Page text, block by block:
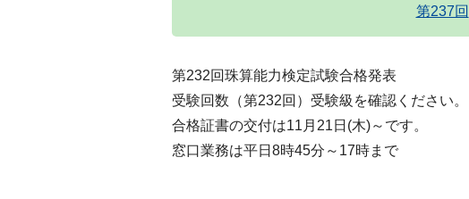
第237回
第232回珠算能力検定試験合格発表
受験回数（第232回）受験級を確認ください。
合格証書の交付は11月21日(木)～です。
窓口業務は平日8時45分～17時まで